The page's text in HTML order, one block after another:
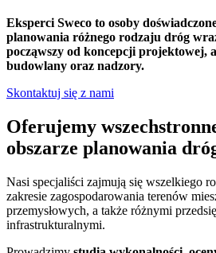
Eksperci Sweco to osoby
planowania różnego rodzaju dróg
począwszy od koncepcji projektowej,
budowlany oraz nadzory.
Skontaktuj się z nami
Oferujemy
obszarze planowania
Nasi specjaliści zajmują się wszelkiego
zakresie zagospodarowania terenów
przemysłowych, a także różnymi
infrastrukturalnymi.